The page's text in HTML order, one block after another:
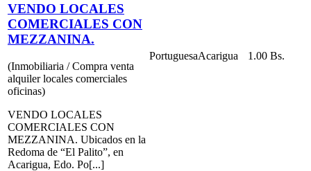
VENDO LOCALES
COMERCIALES CON
MEZZANINA.
(Inmobiliaria / Compra venta
alquiler locales comerciales
oficinas)
VENDO LOCALES
COMERCIALES CON
MEZZANINA. Ubicados en la
Redoma de “El Palito”, en
Acarigua, Edo. Po[...]
PortuguesaAcarigua 1.00 Bs.